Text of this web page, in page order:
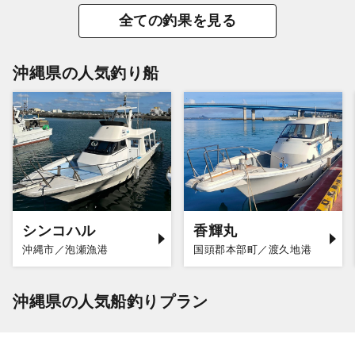
全ての釣果を見る
沖縄県の人気釣り船
シンコハル
沖縄市／泡瀬漁港
香輝丸
国頭郡本部町／渡久地港
沖縄県の人気船釣りプラン